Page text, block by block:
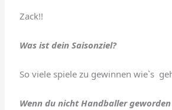
Zack!!
Was ist dein Saisonziel?
So viele spiele zu gewinnen wie`s
Wenn du nicht Handballer